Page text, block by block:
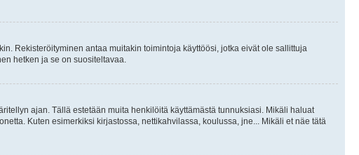
Rekisteröityminen antaa muitakin toimintoja käyttöösi, jotka eivät ole sallittuja
hetken ja se on suositeltavaa.
ajan. Tällä estetään muita henkilöitä käyttämästä tunnuksiasi. Mikäli haluat
Kuten esimerkiksi kirjastossa, nettikahvilassa, koulussa, jne... Mikäli et näe tätä